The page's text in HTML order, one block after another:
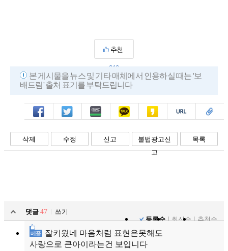
추천
210
본 게시물을 뉴스 및 기타 매체에서 인용하실 때는 '보
배드림' 출처 표기를 부탁드립니다
페북 트윗 밴드 카톡 카스 복사 스크랩
삭제 수정 신고
불법광고신
고
목록
댓글 47
쓰기
등록순
최신순 추천순
베플
잘키웠네 마음처럼 표현은못해도
사랑으로 큰아이라는건 보입니다